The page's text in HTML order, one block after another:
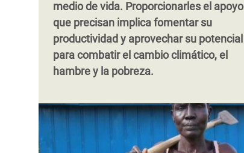
medio de vida. Proporcionarles el apoyo
que precisan implica fomentar su
productividad y aprovechar su potencial
para combatir el cambio climático, el
hambre y la pobreza.